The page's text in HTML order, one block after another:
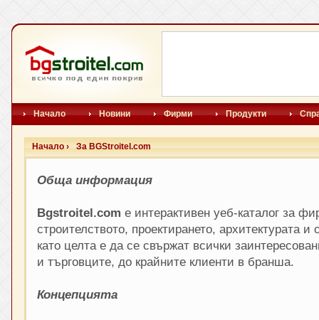
Начало Новини Фирми Продукти
Начало › За BGStroitel.com
Обща информация
Bgstroitel.com е интерактивен уеб-каталог за
строителството, проектирането, архитектурата и
като целта е да се свържат всички
и търговците, до крайните клиенти в бранша.
Концепцията